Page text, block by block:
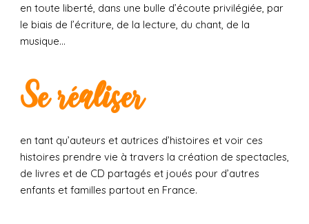
en toute liberté, dans une bulle d’écoute privilégiée, par
le biais de l’écriture, de la lecture, du chant, de la
musique…
Se réaliser
en tant qu’auteurs et autrices d’histoires et voir ces
histoires prendre vie à travers la création de spectacles,
de livres et de CD partagés et joués pour d’autres
enfants et familles partout en France.